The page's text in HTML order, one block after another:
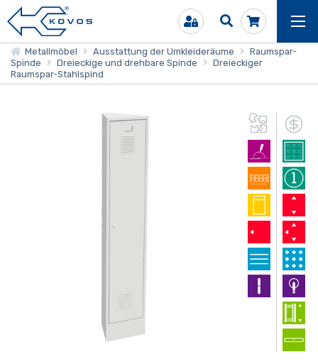
Metallmöbel Ausstattung der Umkleideräume
Raumspar-
Spinde
Dreieckige und drehbare Spinde
Dreieckiger
Raumspar-Stahlspind